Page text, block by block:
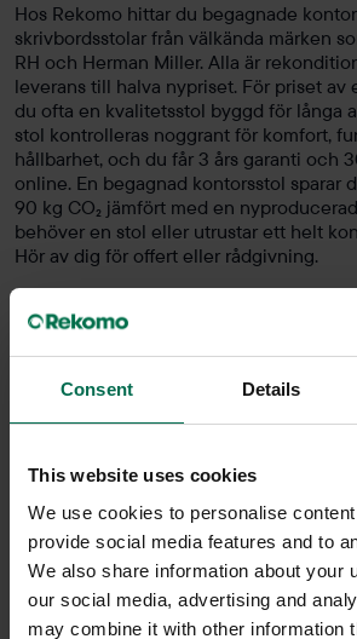
Consent Details
This website uses cookies
We use cookies to personalise
provide social media features and to
We also share information about your
our social media, advertising and
may combine it with other information
Hos Rekomo hittar du begagnade
skrivbordsstolar från välkända märken
RH och Herman Miller. Alla är
leverans till halva nypriset. För priset av
du ofta en kvalitetsstol byggd för långa
stol kontrolleras noggrant för komfort,
hållbarhet, och du får 3 års garanti och
online. En begagnad kontorsstol sparar
90 kg CO₂ jämfört med en
behöver en stol eller utrustar ett helt
Hör av dig för offert eller rådgivning.